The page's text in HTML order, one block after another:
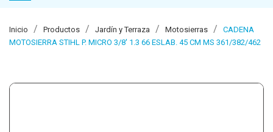
Inicio Productos Jardín y Terraza Motosierras
CADENA
MOTOSIERRA STIHL P. MICRO 3/8' 1.3 66 ESLAB. 45 CM MS 361/382/462